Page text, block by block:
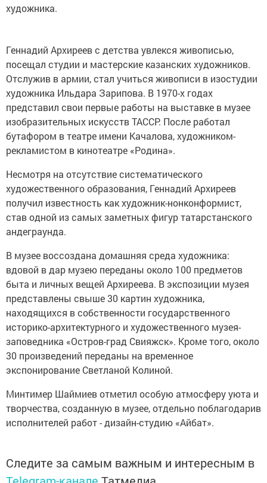
художника.
Геннадий Архиреев с детства увлекся живописью,
посещал студии и мастерские казанских художников.
Отслужив в армии, стал учиться живописи в изостудии
художника Ильдара Зарипова. В 1970-х годах
представил свои первые работы на выставке в музее
изобразительных искусств ТАССР. После работал
бутафором в театре имени Качалова, художником-
рекламистом в кинотеатре «Родина».
Несмотря на отсутствие систематического
художественного образования, Геннадий Архиреев
получил известность как художник-нонконформист,
став одной из самых заметных фигур татарстанского
андеграунда.
В музее воссоздана домашняя среда художника:
вдовой в дар музею переданы около 100 предметов
быта и личных вещей Архиреева. В экспозиции музея
представлены свыше 30 картин художника,
находящихся в собственности государственного
историко-архитектурного и художественного музея-
заповедника «Остров-град Свияжск». Кроме того, около
30 произведений переданы на временное
экспонирование Светланой Колиной.
Минтимер Шаймиев отметил особую атмосферу уюта и
творчества, созданную в музее, отдельно поблагодарив
исполнителей работ - дизайн-студию «Айбат».
Следите за самым важным и интересным в